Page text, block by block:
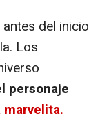
del inicio
Los
personaje
marvelita.